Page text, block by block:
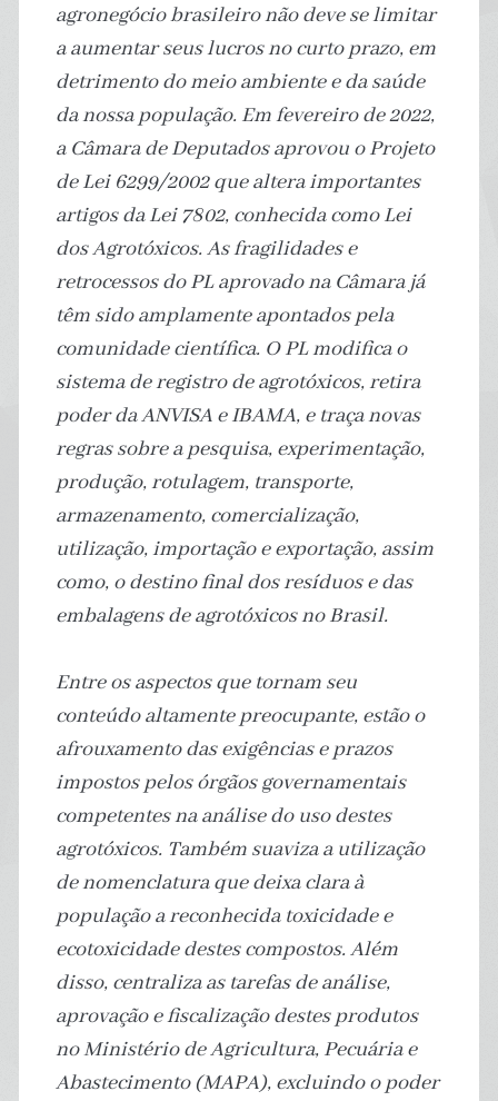
agronegócio brasileiro não deve se limitar
a aumentar seus lucros no curto prazo, em
detrimento do meio ambiente e da saúde
da nossa população. Em fevereiro de 2022,
a Câmara de Deputados aprovou o Projeto
de Lei 6299/2002 que altera importantes
artigos da Lei 7802, conhecida como Lei
dos Agrotóxicos. As fragilidades e
retrocessos do PL aprovado na Câmara já
têm sido amplamente apontados pela
comunidade científica. O PL modifica o
sistema de registro de agrotóxicos, retira
poder da ANVISA e IBAMA, e traça novas
regras sobre a pesquisa, experimentação,
produção, rotulagem, transporte,
armazenamento, comercialização,
utilização, importação e exportação, assim
como, o destino final dos resíduos e das
embalagens de agrotóxicos no Brasil.
Entre os aspectos que tornam seu
conteúdo altamente preocupante, estão o
afrouxamento das exigências e prazos
impostos pelos órgãos governamentais
competentes na análise do uso destes
agrotóxicos. Também suaviza a utilização
de nomenclatura que deixa clara à
população a reconhecida toxicidade e
ecotoxicidade destes compostos. Além
disso, centraliza as tarefas de análise,
aprovação e fiscalização destes produtos
no Ministério de Agricultura, Pecuária e
Abastecimento (MAPA), excluindo o poder